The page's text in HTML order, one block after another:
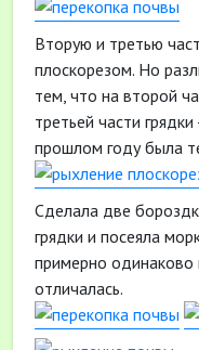
Вторую и третью
плоскорезом. Но
тем, что на второй
третьей части
прошлом году была
Сделала две
грядки и посеяла
примерно
отличалась.